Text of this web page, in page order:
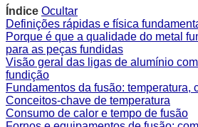
Índice Ocultar
Definições rápidas e física
Porque é que a qualidade do metal
para as peças fundidas
Visão geral das ligas de alumínio
fundição
Fundamentos da fusão: temperatura,
Conceitos-chave de temperatura
Consumo de calor e tempo de fusão